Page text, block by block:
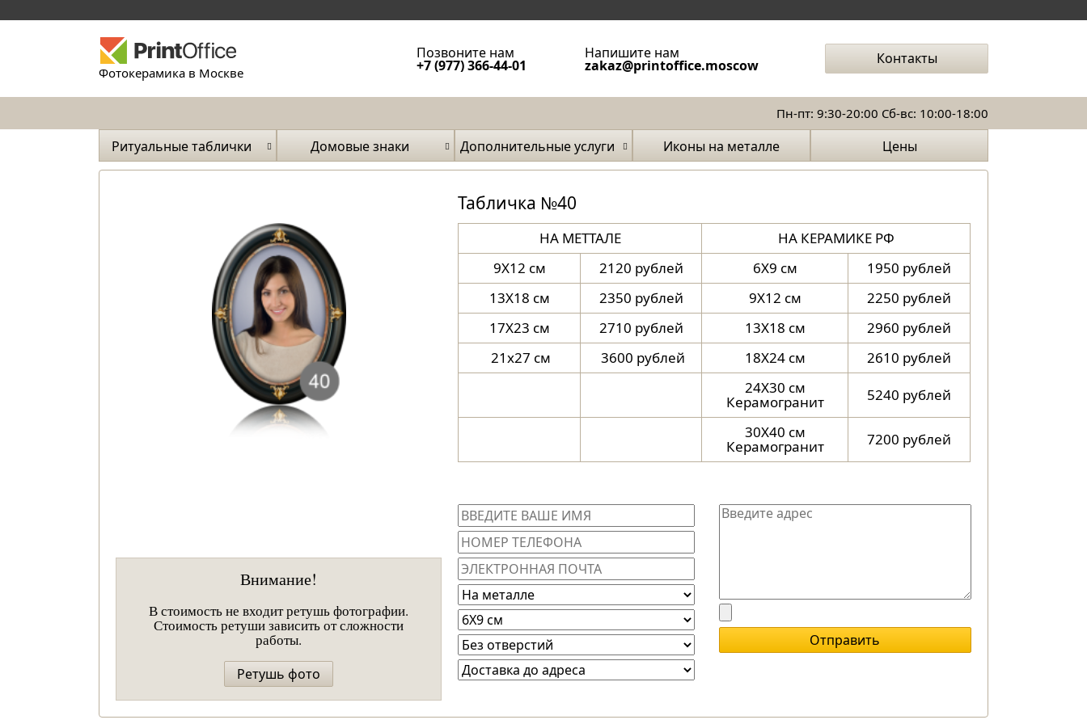
Фотокерамика в Москве
Позвоните нам
+7 (977) 366-44-01
Напишите нам
zakaz@printoffice.moscow Контакты
Пн-пт: 9:30-20:00 Сб-вс: 10:00-18:00
Ритуальные таблички
Домовые знаки
Дополнительные услуги
Иконы на металле
Цены
Табличка №40
Внимание!
В стоимость не входит ретушь фотографии.
Стоимость ретуши зависить от сложности
работы.
Ретушь фото
НА МЕТТАЛЕ
НА КЕРАМИКЕ РФ
9X12 см
2120 рублей 6X9 см
1950 рублей
13X18 см
2350 рублей 9X12 см
2250 рублей
17X23 см
2710 рублей 13X18 см
2960 рублей
21х27 см
3600 рублей 18X24 см
2610 рублей
24X30 см
Керамогранит
5240 рублей
30X40 см
Керамогранит 7200 рублей